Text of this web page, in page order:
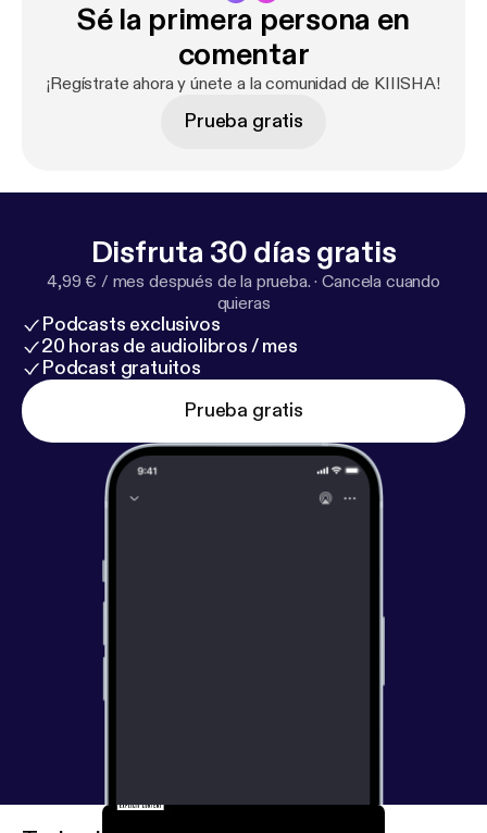
Sé la primera persona en
comentar
¡Regístrate ahora y únete a la comunidad de KIIISHA!
Prueba gratis
Disfruta 30 días gratis
4,99 € / mes después de la prueba. ·Cancela cuando
quieras
Podcasts exclusivos
20 horas de audiolibros / mes
Podcast gratuitos
Prueba gratis